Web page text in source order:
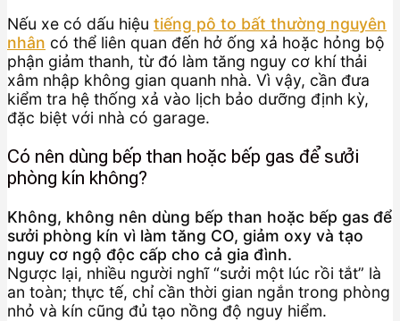
Nếu xe có dấu hiệu tiếng pô to bất thường nguyên
nhân có thể liên quan đến hở ống xả hoặc hỏng bộ
phận giảm thanh, từ đó làm tăng nguy cơ khí thải
xâm nhập không gian quanh nhà. Vì vậy, cần đưa
kiểm tra hệ thống xả vào lịch bảo dưỡng định kỳ,
đặc biệt với nhà có garage.
Có nên dùng bếp than hoặc bếp gas để sưởi
phòng kín không?
Không, không nên dùng bếp than hoặc bếp gas để
sưởi phòng kín vì làm tăng CO, giảm oxy và tạo
nguy cơ ngộ độc cấp cho cả gia đình.
Ngược lại, nhiều người nghĩ “sưởi một lúc rồi tắt” là
an toàn; thực tế, chỉ cần thời gian ngắn trong phòng
nhỏ và kín cũng đủ tạo nồng độ nguy hiểm.